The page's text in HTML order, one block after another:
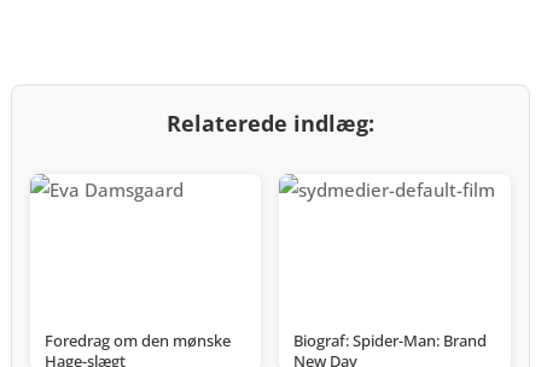
Relaterede indlæg:
Foredrag om den mønske
Hage-slægt
Biograf: Spider-Man: Brand
New Day